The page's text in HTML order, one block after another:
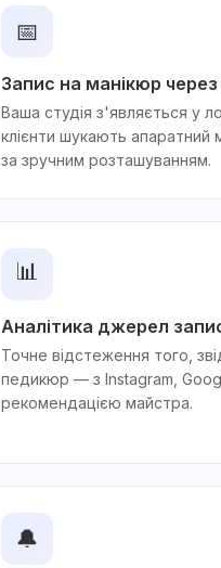
📅
Запис на манікюр
Ваша студія з'являється у
клієнти шукають апаратний
за зручним розташуванням.
📊
Аналітика джерел
Точне відстеження того,
педикюр — з Instagram,
рекомендацією майстра.
🔔